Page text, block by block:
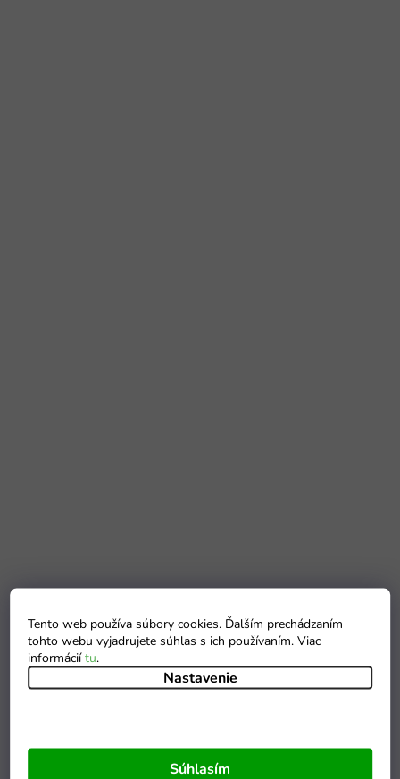
Tento web používa súbory cookies. Ďalším prechádzaním
tohto webu vyjadrujete súhlas s ich používaním. Viac
informáciítu.
Nastavenie
Súhlasím